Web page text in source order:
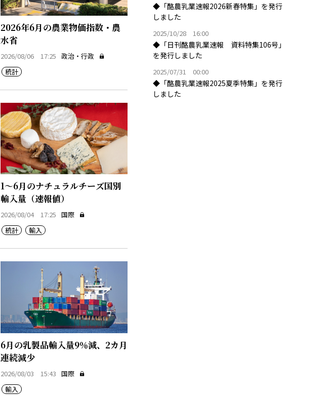
2026年6月の農業物価指数・農
水省
2026/08/06 17:25 政治・行政
統計
1～6月のナチュラルチーズ国別
輸入量（速報値）
2026/08/04 17:25 国際
統計
輸入
6月の乳製品輸入量9％減、2カ月
連続減少
2026/08/03 15:43 国際
輸入
◆「酪農乳業速報2026新春特集」を発行
しました
2025/10/28 16:00
◆「日刊酪農乳業速報 資料特集106号」
を発行しました
2025/07/31 00:00
◆「酪農乳業速報2025夏季特集」を発行
しました